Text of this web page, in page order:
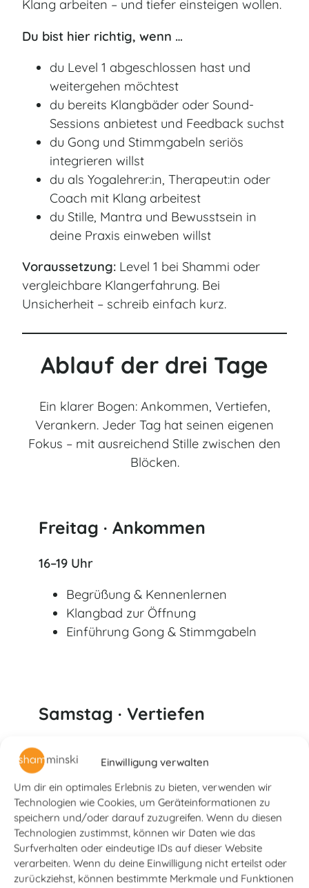
Einwilligung verwalten
Um dir ein optimales Erlebnis zu bieten, verwenden wir
Technologien wie Cookies, um Geräteinformationen zu
speichern und/oder darauf zuzugreifen. Wenn du diesen
Technologien zustimmst, können wir Daten wie das
Surfverhalten oder eindeutige IDs auf dieser Website
verarbeiten. Wenn du deine Einwilligung nicht erteilst oder
zurückziehst, können bestimmte Merkmale und Funktionen
Klang arbeiten – und tiefer einsteigen wollen.
Du bist hier richtig, wenn …
du Level 1 abgeschlossen hast und
weitergehen möchtest
du bereits Klangbäder oder Sound-
Sessions anbietest und Feedback suchst
du Gong und Stimmgabeln seriös
integrieren willst
du als Yogalehrer:in, Therapeut:in oder
Coach mit Klang arbeitest
du Stille, Mantra und Bewusstsein in
deine Praxis einweben willst
Voraussetzung: Level 1 bei Shammi oder
vergleichbare Klangerfahrung. Bei
Unsicherheit – schreib einfach kurz.
Ablauf der drei Tage
Ein klarer Bogen: Ankommen, Vertiefen,
Verankern. Jeder Tag hat seinen eigenen
Fokus – mit ausreichend Stille zwischen den
Blöcken.
Freitag · Ankommen
16–19 Uhr
Begrüßung & Kennenlernen
Klangbad zur Öffnung
Einführung Gong & Stimmgabeln
Samstag · Vertiefen
9–18 Uhr
Gongtechniken in der Tiefe
Mantra & Stimme
Live-Supervision
Die Gunas in der Praxis
Asana-Integration